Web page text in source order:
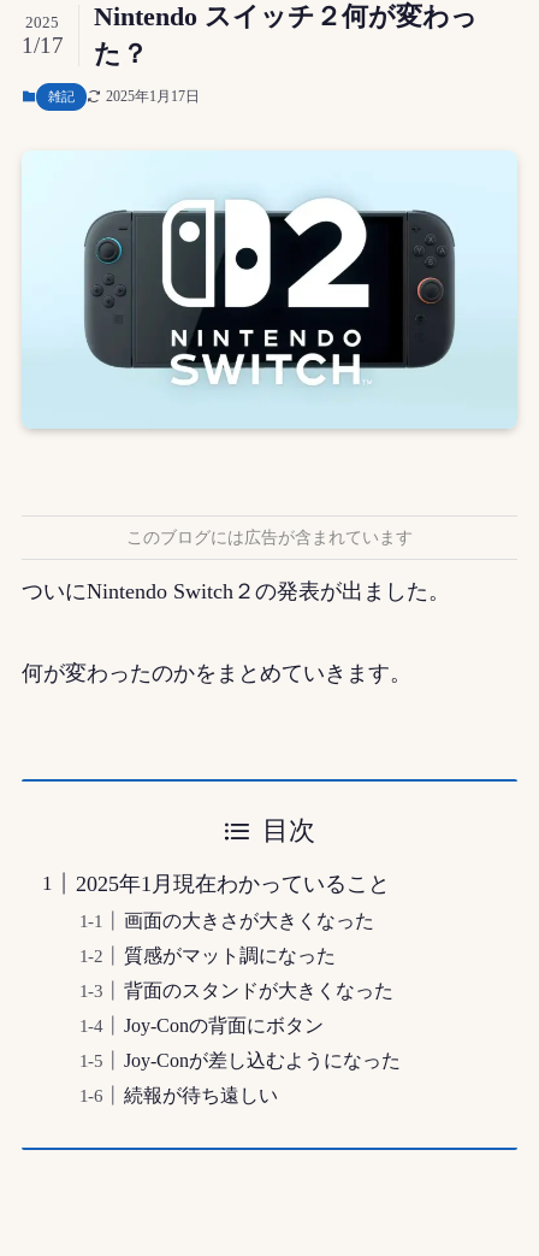
Nintendo スイッチ２何が変わっ
た？
2025
1/17
雑記 2025年1月17日
このブログには広告が含まれています
ついにNintendo Switch２の発表が出ました。
何が変わったのかをまとめていきます。
目次
2025年1月現在わかっていること
画面の大きさが大きくなった
質感がマット調になった
背面のスタンドが大きくなった
Joy-Conの背面にボタン
Joy-Conが差し込むようになった
続報が待ち遠しい